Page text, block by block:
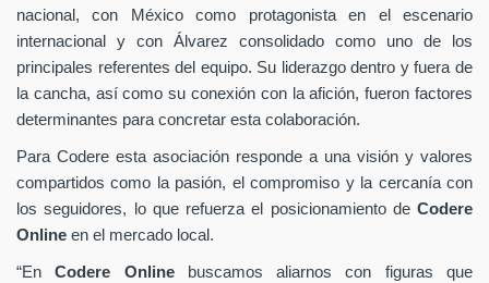
nacional, con México como protagonista en el escenario
internacional y con Álvarez consolidado como uno de los
principales referentes del equipo. Su liderazgo dentro y fuera de
la cancha, así como su conexión con la afición, fueron factores
determinantes para concretar esta colaboración.
Para Codere esta asociación responde a una visión y valores
compartidos como la pasión, el compromiso y la cercanía con
los seguidores, lo que refuerza el posicionamiento de Codere
Online en el mercado local.
“EnCodere Onlinebuscamos aliarnos con figuras que